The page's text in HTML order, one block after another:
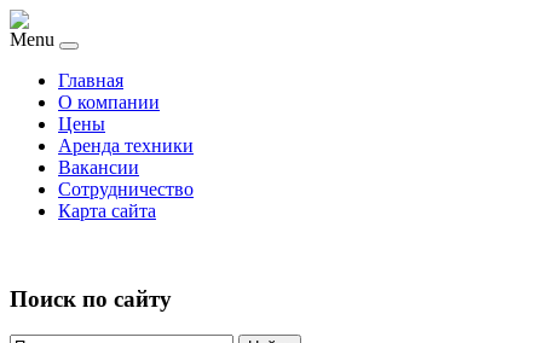
Menu
Главная
О компании
Цены
Аренда техники
Вакансии
Сотрудничество
Карта сайта
Поиск по сайту